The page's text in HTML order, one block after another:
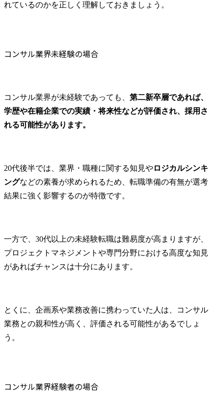
れているのかを正しく理解しておきましょう。
コンサル業界未経験の場合
コンサル業界が未経験であっても、 第二新卒層であれば、
学歴や在籍企業での実績・将来性などが評価され、採用さ
れる可能性があります。
20代後半では、業界・職種に関する知見やロジカルシンキ
ングなどの素養が求められるため、転職準備の有無が選考
結果に強く影響するのが特徴です。
一方で、30代以上の未経験転職は難易度が高まりますが、
プロジェクトマネジメントや専門分野における高度な知見
があればチャンスは十分にあります。
とくに、企画系や業務改善に携わっていた人は、コンサル
業務との親和性が高く、評価される可能性があるでしょ
う。
コンサル業界経験者の場合